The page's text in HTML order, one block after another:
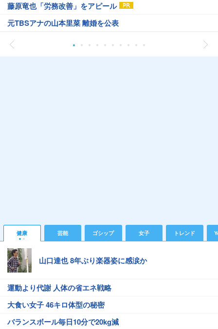
藤原竜也「労務改善」をアピール
元TBSアナの山本里菜 離婚を公表
健康 芸能 ゴシップ 女子 トレンド
山口達也 8年ぶり楽器姿に感涙か
運動より代謝 人体の省エネ戦略
大食い女子 46キロ体型の秘密
バランスボール毎日10分で20kg減